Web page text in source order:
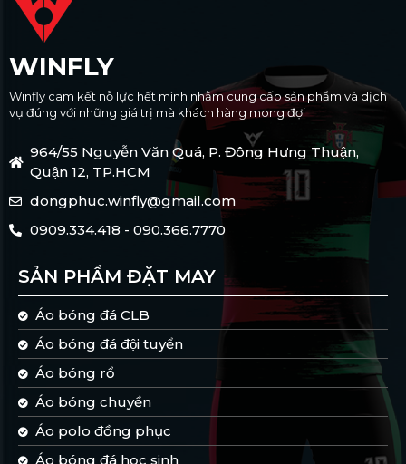
WINFLY
Winfly cam kết nỗ lực hết mình nhằm cung cấp sản phẩm và dịch
vụ đúng với những giá trị mà khách hàng mong đợi
964/55 Nguyễn Văn Quá, P. Đông Hưng Thuận,
Quận 12, TP.HCM
dongphuc.winfly@gmail.com
0909.334.418 - 090.366.7770
SẢN PHẨM ĐẶT MAY
Áo bóng đá CLB
Áo bóng đá đội tuyển
Áo bóng rổ
Áo bóng chuyền
Áo polo đồng phục
Áo bóng đá học sinh